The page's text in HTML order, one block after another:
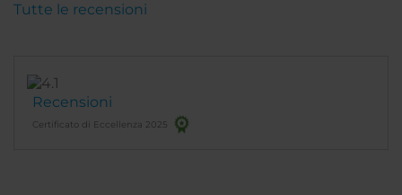
Recensioni
Certificato di Eccellenza 2025
Tutte le recensioni